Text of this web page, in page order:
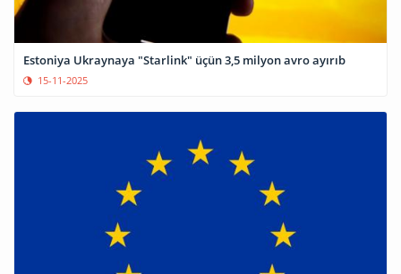
Estoniya Ukraynaya "Starlink" üçün 3,5 milyon avro ayırıb
15-11-2025